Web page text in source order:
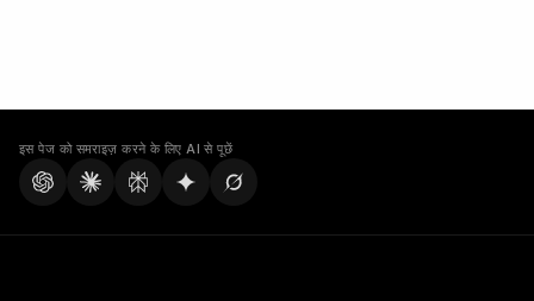
इस पेज को समराइज़ करने के लिए AI से पूछें